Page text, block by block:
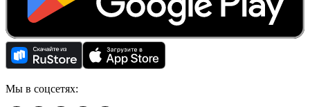
Мы в соцсетях: